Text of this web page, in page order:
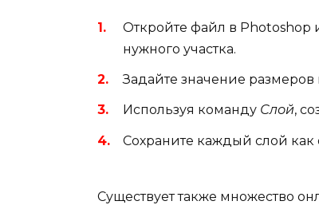
Откройте файл в Photoshop
нужного участка.
Задайте значение
Используя команду Слой,
Сохраните каждый слой
Существует также множество